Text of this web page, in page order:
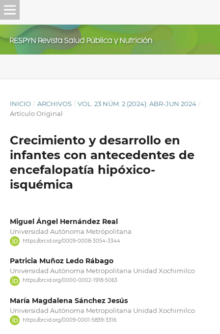
INICIO / ARCHIVOS / VOL. 23 NÚM. 2 (2024): ABR-JUN 2024 /
Artículo Original
Crecimiento y desarrollo en
infantes con antecedentes de
encefalopatía hipóxico-
isquémica
Miguel Ángel Hernández Real
Universidad Autónoma Metrópolitana
https://orcid.org/0009-0008-3054-3344
Patricia Muñoz Ledo Rábago
Universidad Autónoma Metropolitana Unidad Xochimilco
https://orcid.org/0000-0002-1918-5063
María Magdalena Sánchez Jesús
Universidad Autónoma Metropolitana Unidad Xochimilco
https://orcid.org/0009-0001-5839-3316